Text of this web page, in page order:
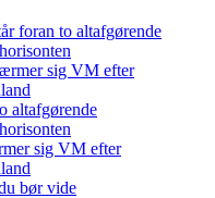
foran to altafgørende
sig VM efter
altafgørende
sig VM efter
bør vide